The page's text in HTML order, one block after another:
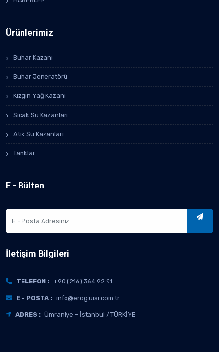
Ürünlerimiz
Buhar Kazanı
Buhar Jeneratörü
Kızgın Yağ Kazanı
Sıcak Su Kazanları
Atık Su Kazanları
Tanklar
E - Bülten
İletişim Bilgileri
TELEFON : +90 (216) 364 92 91
E - POSTA : info@erogluisi.com.tr
ADRES : Ümraniye – İstanbul / TÜRKİYE